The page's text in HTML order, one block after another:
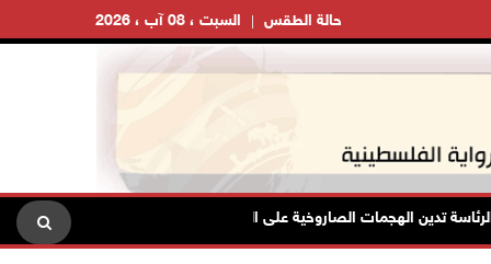
السبت ، 08 آب ، 2026 حالة الطقس
تدين الهجمات الصاروخية على المملكة العربية السعودية والجمهورية اليمنية